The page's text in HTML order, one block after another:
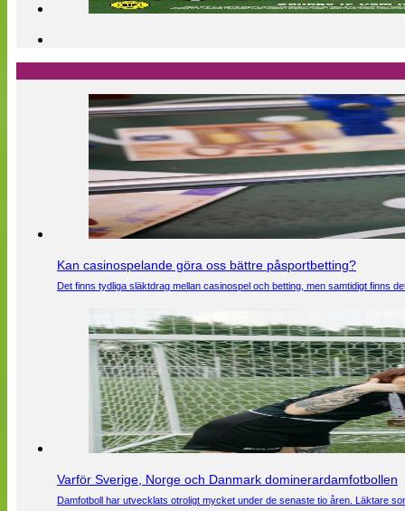
Kan casinospelande göra oss bättre påsportbetting?
Det finns tydliga släktdrag mellan casinospel och betting, men samtidigt finns
Varför Sverige, Norge och Danmark dominerardamfotbollen
Damfotboll har utvecklats otroligt mycket under de senaste tio åren. Läktare